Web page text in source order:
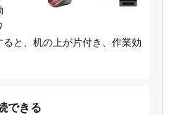
と、机の上が片付き、作業効
できる